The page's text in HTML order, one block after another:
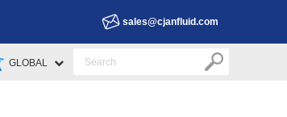
sales@cjanfluid.com
GLOBAL